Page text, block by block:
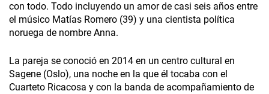
con todo. Todo incluyendo un amor de casi seis años entre
el músico Matías Romero (39) y una cientista política
noruega de nombre Anna.
La pareja se conoció en 2014 en un centro cultural en
Sagene (Oslo), una noche en la que él tocaba con el
Cuarteto Ricacosa y con la banda de acompañamiento de